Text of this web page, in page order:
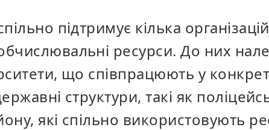
підтримує кілька
ресурси. До них
що співпрацюють у
структури, такі як
які спільно використовують